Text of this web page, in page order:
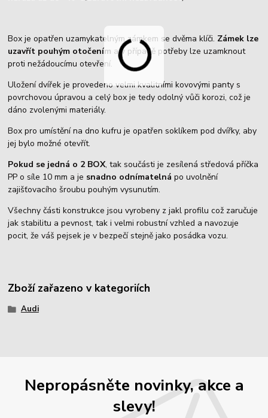
Box je opatřen uzamykatelným zámkem se dvěma klíči. Zámek lze
uzavřít pouhým otočením a v případě potřeby lze uzamknout
proti nežádoucímu otevření.
Uložení dvířek je provedeno velmi kvalitními kovovými panty s
povrchovou úpravou a celý box je tedy odolný vůči korozi, což je
dáno zvolenými materiály.
Box pro umístění na dno kufru je opatřen soklíkem pod dvířky, aby
jej bylo možné otevřít.
Pokud se jedná o 2 BOX, tak součásti je zesílená středová příčka
PP o síle 10 mm a je snadno odnímatelná po uvolnění
zajišťovacího šroubu pouhým vysunutím.
Všechny části konstrukce jsou vyrobeny z jakl profilu což zaručuje
jak stabilitu a pevnost, tak i velmi robustní vzhled a navozuje
pocit, že váš pejsek je v bezpečí stejně jako posádka vozu.
Zboží zařazeno v kategoriích
Audi
Nepropásněte novinky, akce a
slevy!